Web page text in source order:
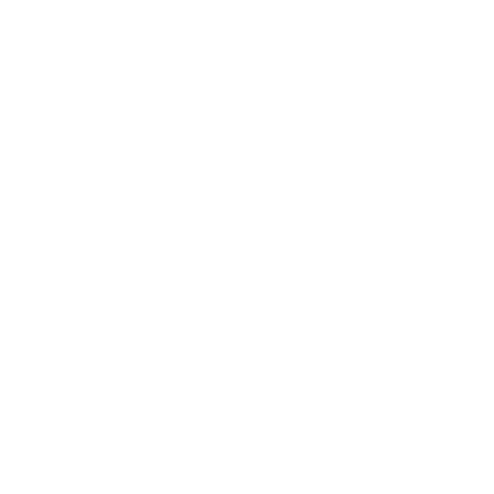
- Preto